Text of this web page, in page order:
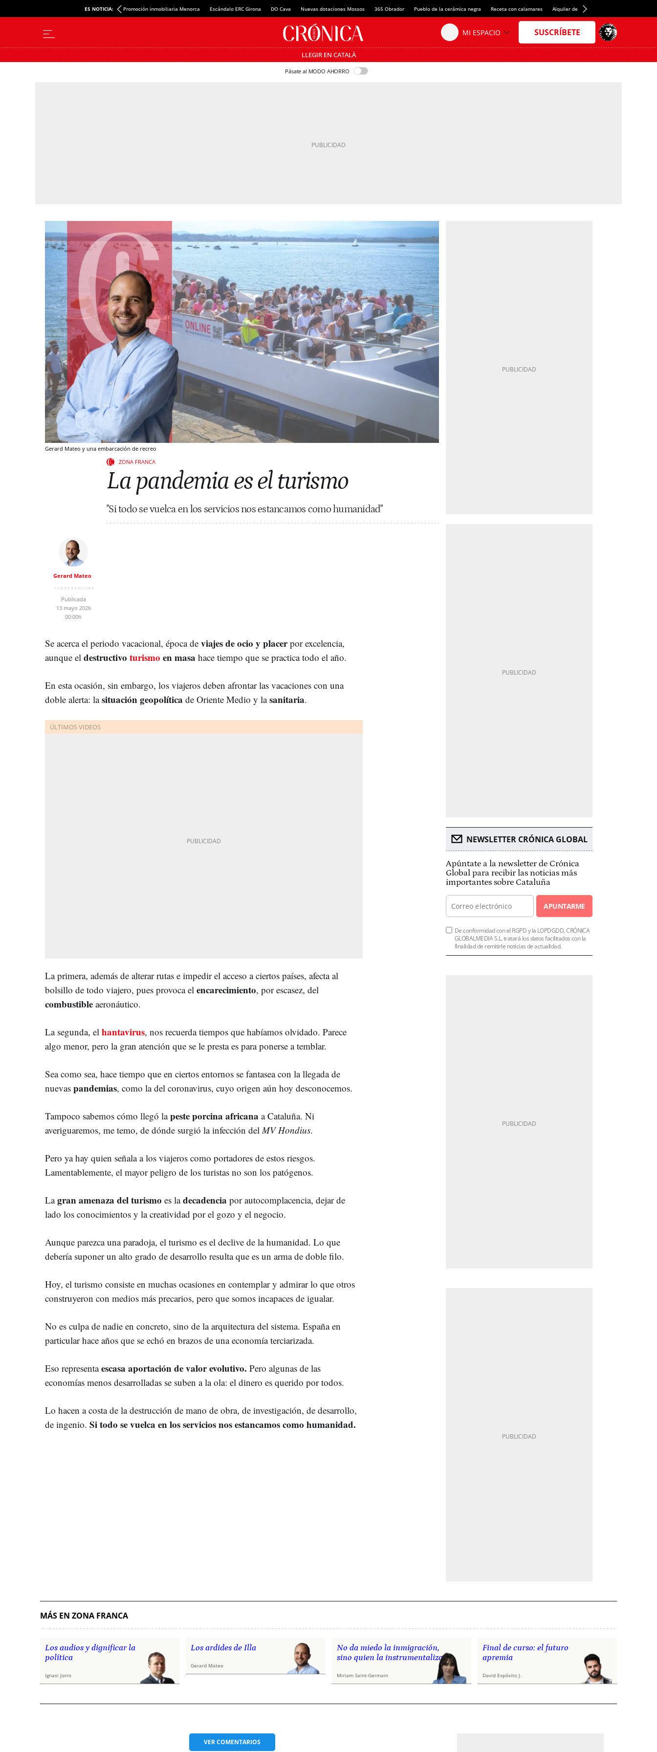
ES NOTICIA: Promoción inmobiliaria Menorca Escándalo ERC Girona DO Cava Nuevas dotaciones Mossos 365 Obrador Pueblo de la cerámica negra Receta con calamares Alquiler de habitaciones en España
LLEGIR EN CATALÀ
Pásate al MODO AHORRO
Gerard Mateo y una embarcación de recreo
ZONA FRANCA
La pandemia es el turismo
"Si todo se vuelca en los servicios nos estancamos como humanidad"
Gerard Mateo
Publicada
13 mayo 2026
00:00h
Se acerca el periodo vacacional, época de viajes de ocio y placerpor excelencia,
aunque el destructivo turismo en masa hace tiempo que se practica todo el año.
En esta ocasión, sin embargo, los viajeros deben afrontar las vacaciones con una
doble alerta: lasituación geopolítica de Oriente Medio y lasanitaria.
La primera, además de alterar rutas e impedir el acceso a ciertos países, afecta al
bolsillo de todo viajero, pues provoca el encarecimiento, por escasez, del
combustible aeronáutico.
La segunda, el hantavirus, nos recuerda tiempos que habíamos olvidado. Parece
algo menor, pero la gran atención que se le presta es para ponerse a temblar.
Sea como sea, hace tiempo que en ciertos entornos se fantasea con la llegada de
nuevas pandemias, como la del coronavirus, cuyo origen aún hoy desconocemos.
Tampoco sabemos cómo llegó lapeste porcina africana a Cataluña. Ni
averiguaremos, me temo, de dónde surgió la infección del MV Hondius.
Pero ya hay quien señala a los viajeros como portadores de estos riesgos.
Lamentablemente, el mayor peligro de los turistas no son los patógenos.
Lagran amenaza del turismo es ladecadencia por autocomplacencia, dejar de
lado los conocimientos y la creatividad por el gozo y el negocio.
Aunque parezca una paradoja, el turismo es el declive de la humanidad. Lo que
debería suponer un alto grado de desarrollo resulta que es un arma de doble filo.
Hoy, el turismo consiste en muchas ocasiones en contemplar y admirar lo que otros
construyeron con medios más precarios, pero que somos incapaces de igualar.
No es culpa de nadie en concreto, sino de la arquitectura del sistema. España en
particular hace años que se echó en brazos de una economía terciarizada.
Eso representaescasa aportación de valor evolutivo. Pero algunas de las
economías menos desarrolladas se suben a la ola: el dinero es querido por todos.
Lo hacen a costa de la destrucción de mano de obra, de investigación, de desarrollo,
de ingenio. Si todo se vuelca en los servicios nos estancamos como humanidad.
NEWSLETTER CRÓNICA GLOBAL
Apúntate a la newsletter de Crónica
Global para recibir las noticias más
importantes sobre Cataluña
APUNTARME
De conformidad con el RGPD y la LOPDGDD, CRÓNICA
GLOBALMEDIA S.L. tratará los datos facilitados con la
finalidad de remitirle noticias de actualidad.
MÁS EN ZONA FRANCA
Los audios y dignificar la
política
Ignasi Jorro
Los ardides de Illa
Gerard Mateo
No da miedo la inmigración,
sino quien la instrumentaliza
Miriam Saint-Germain
Final de curso: el futuro
apremia
David Expósito J.
VERCOMENTARIOS